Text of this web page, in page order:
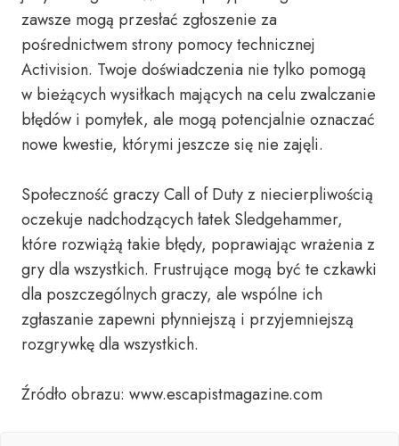
zawsze mogą przesłać zgłoszenie za
pośrednictwem strony pomocy technicznej
Activision. Twoje doświadczenia nie tylko pomogą
w bieżących wysiłkach mających na celu zwalczanie
błędów i pomyłek, ale mogą potencjalnie oznaczać
nowe kwestie, którymi jeszcze się nie zajęli.
Społeczność graczy Call of Duty z niecierpliwością
oczekuje nadchodzących łatek Sledgehammer,
które rozwiążą takie błędy, poprawiając wrażenia z
gry dla wszystkich. Frustrujące mogą być te czkawki
dla poszczególnych graczy, ale wspólne ich
zgłaszanie zapewni płynniejszą i przyjemniejszą
rozgrywkę dla wszystkich.
Źródło obrazu: www.escapistmagazine.com